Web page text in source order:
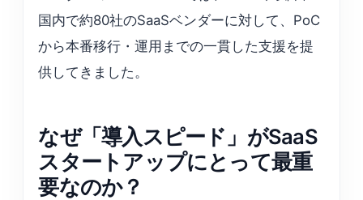
国内で約80社のSaaSベンダーに対して、PoC
から本番移行・運用までの一貫した支援を提
供してきました。
なぜ「導入スピード」がSaaS
スタートアップにとって最重
要なのか？